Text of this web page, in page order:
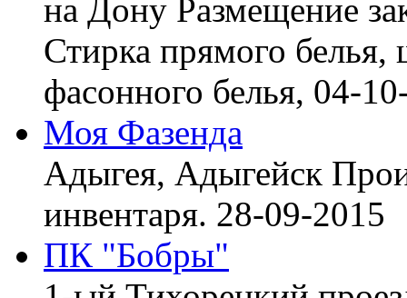
на Дону Размещение
Стирка прямого
фасонного белья, 04-
Моя Фазенда
Адыгея, Адыгейск
инвентаря. 28-09-2015
ПК "Бобры"